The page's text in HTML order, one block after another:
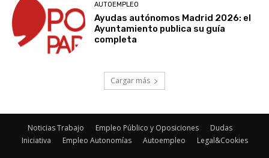
AUTOEMPLEO
Ayudas autónomos Madrid 2026: el
Ayuntamiento publica su guía
completa
Cargar más
Noticias Trabajo Empleo Público y Oposiciones
Dudas
Iniciativa
Empleo Autonomías Autoempleo Legal&Cookies